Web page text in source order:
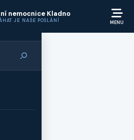
nemocnice Kladno
JE NAŠE POSLÁNÍ